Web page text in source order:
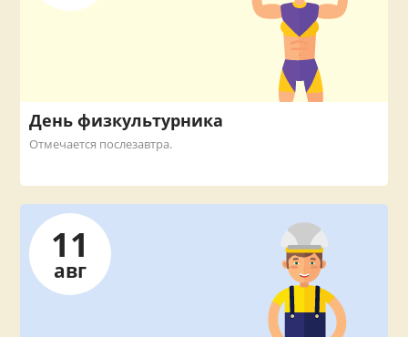
День физкультурника
Отмечается послезавтра.
11
авг